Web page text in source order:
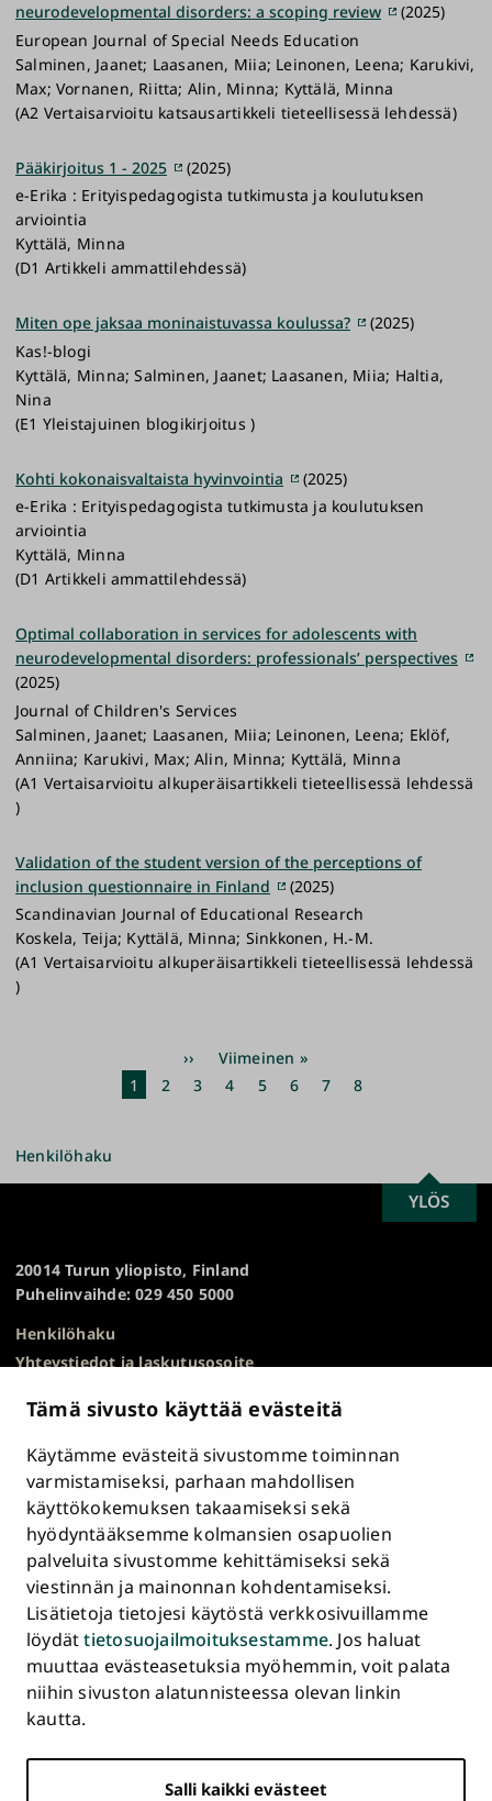
Tämä sivusto käyttää evästeitä
Käytämme evästeitä sivustomme toiminnan
varmistamiseksi, parhaan mahdollisen
käyttökokemuksen takaamiseksi sekä
hyödyntääksemme kolmansien osapuolien
palveluita sivustomme kehittämiseksi sekä
viestinnän ja mainonnan kohdentamiseksi.
Lisätietoja tietojesi käytöstä verkkosivuillamme
löydättietosuojailmoituksestamme. Jos haluat
muuttaa evästeasetuksia myöhemmin, voit palata
niihin sivuston alatunnisteessa olevan linkin
kautta.
Salli kaikki evästeet
neurodevelopmental disorders: a scoping review
(2025)
European Journal of Special Needs Education
Salminen, Jaanet; Laasanen, Miia; Leinonen, Leena; Karukivi,
Max; Vornanen, Riitta; Alin, Minna; Kyttälä, Minna
(A2 Vertaisarvioitu katsausartikkeli tieteellisessä lehdessä)
Pääkirjoitus 1 - 2025
(2025)
e-Erika : Erityispedagogista tutkimusta ja koulutuksen
arviointia
Kyttälä, Minna
(D1 Artikkeli ammattilehdessä)
Miten ope jaksaa moninaistuvassa koulussa?
(2025)
Kas!-blogi
Kyttälä, Minna; Salminen, Jaanet; Laasanen, Miia; Haltia,
Nina
(E1 Yleistajuinen blogikirjoitus )
Kohti kokonaisvaltaista hyvinvointia
(2025)
e-Erika : Erityispedagogista tutkimusta ja koulutuksen
arviointia
Kyttälä, Minna
(D1 Artikkeli ammattilehdessä)
Optimal collaboration in services for adolescents with
neurodevelopmental disorders: professionals’ perspectives
(2025)
Journal of Children's Services
Salminen, Jaanet; Laasanen, Miia; Leinonen, Leena; Eklöf,
Anniina; Karukivi, Max; Alin, Minna; Kyttälä, Minna
(A1 Vertaisarvioitu alkuperäisartikkeli tieteellisessä lehdessä
)
Validation of the student version of the perceptions of
inclusion questionnaire in Finland
(2025)
Scandinavian Journal of Educational Research
Koskela, Teija; Kyttälä, Minna; Sinkkonen, H.-M.
(A1 Vertaisarvioitu alkuperäisartikkeli tieteellisessä lehdessä
)
Seuraava
sivu
››
Viimeinen
sivu
Viimeinen »
Nykyinen
1 Sivu
2 Sivu
3 Sivu
4 Sivu
5 Sivu
6 Sivu
7 Sivu
8
Henkilöhaku
20014 Turun yliopisto, Finland
Puhelinvaihde: 029 450 5000
Henkilöhaku
Yhteystiedot ja laskutusosoite
HR Excellence in Research
Tietosuojailmoitus
Asiakirjajulkisuuskuvaus ja tietopyynnöt
Väärinkäytösepäilyt
Saavutettavuusseloste
Palaute
Intranet ja sähköiset työkalut
Evästeasetukset
Päävalikko
alatunnisteessa
ETUSIVU
Turun
yliopisto
Facebookissa
Turun
yliopisto
Instagramissa
TurunTurunTurunTurun
SCROLL
TO
YLÖS